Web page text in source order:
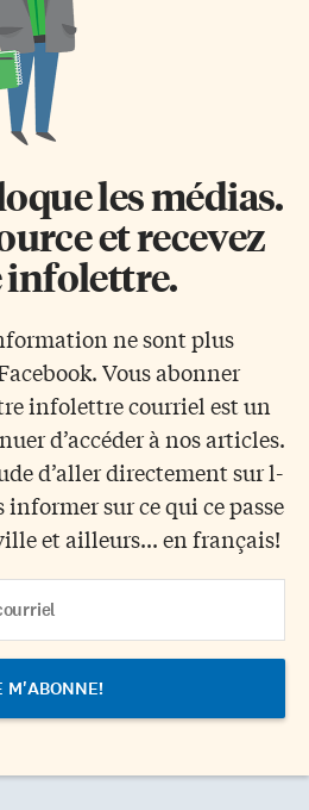
les médias.
et recevez
ne sont plus
Vous abonner
infolettre courriel est un
d’accéder à nos articles.
d’aller directement sur l-
informer sur ce qui ce passe
et ailleurs... en français!